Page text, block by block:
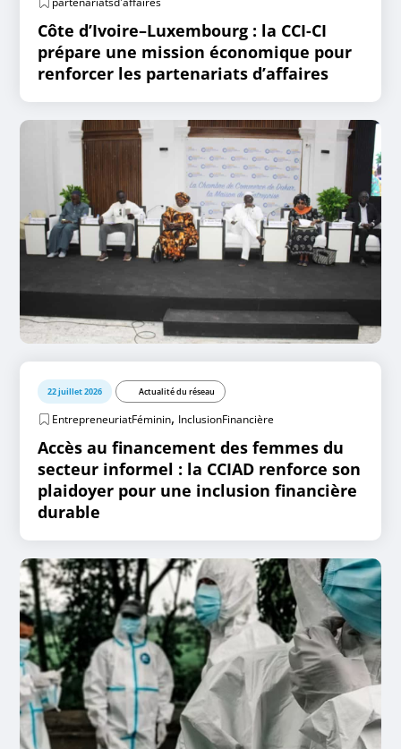
Côte d’Ivoire–Luxembourg : la CCI-CI
prépare une mission économique pour
renforcer les partenariats d’affaires
22 juillet 2026 Actualité du réseau
EntrepreneuriatFéminin, InclusionFinancière
Accès au financement des femmes du
secteur informel : la CCIAD renforce son
plaidoyer pour une inclusion financière
durable